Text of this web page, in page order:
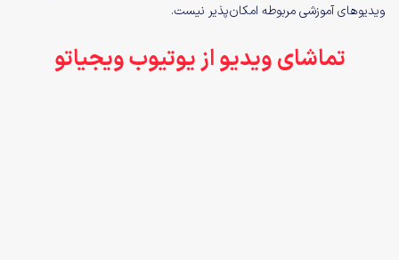
ویدیوهای آموزشی مربوطه امکان‌پذیر نیست.
تماشای ویدیو از یوتیوب ویجیاتو